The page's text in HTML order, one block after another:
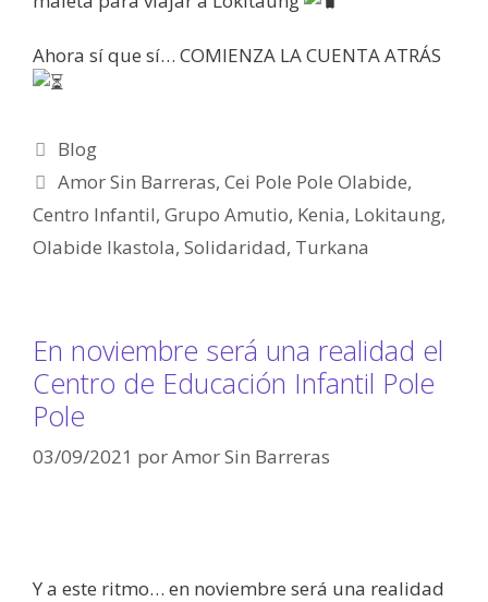
Ahora sí que sí… COMIENZA LA CUENTA ATRÁS
Blog
Amor Sin Barreras,Cei Pole Pole Olabide,
Centro Infantil, Grupo Amutio, Kenia, Lokitaung,
Olabide Ikastola, Solidaridad, Turkana
En noviembre será una realidad el
Centro de Educación Infantil Pole
Pole
03/09/2021 porAmor Sin Barreras
Y a este ritmo… en noviembre será una realidad